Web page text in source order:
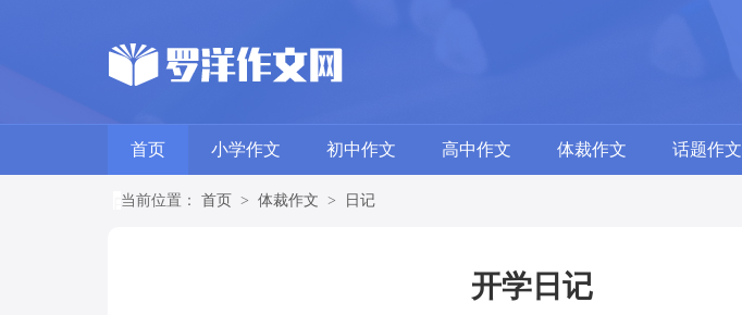
首页 小学作文 初中作文 高中作文 体裁作文 话题作文
当前位置： 首页 > 体裁作文 > 日记
开学日记